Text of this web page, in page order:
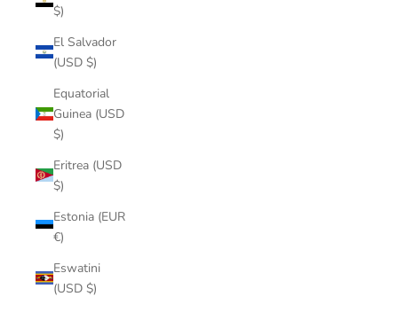
$)
El Salvador
(USD $)
Equatorial
Guinea (USD
$)
Eritrea (USD
$)
Estonia (EUR
€)
Eswatini
(USD $)